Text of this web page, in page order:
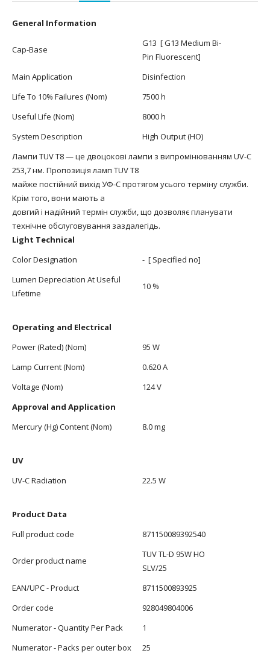
General Information
Cap-Base
G13 [ G13 Medium Bi-
Pin Fluorescent]
Main Application
Disinfection
Life To 10% Failures (Nom)
7500 h
Useful Life (Nom)
8000 h
System Description
High Output (HO)
Лампи TUV T8 — це двоцокові лампи з випромінюванням UV-C
253,7 нм. Пропозиція ламп TUV T8
майже постійний вихід УФ-С протягом усього терміну служби.
Крім того, вони мають a
довгий і надійний термін служби, що дозволяє планувати
технічне обслуговування заздалегідь.
Light Technical
Color Designation
- [ Specified no]
Lumen Depreciation At Useful
Lifetime
10 %
Operating and Electrical
Power (Rated) (Nom)
95 W
Lamp Current (Nom)
0.620 A
Voltage (Nom)
124 V
Approval and Application
Mercury (Hg) Content (Nom)
8.0 mg
UV
UV-C Radiation
22.5 W
Product Data
Full product code
871150089392540
Order product name
TUV TL-D 95W HO
SLV/25
EAN/UPC - Product
8711500893925
Order code
928049804006
Numerator - Quantity Per Pack
1
Numerator - Packs per outer box
25